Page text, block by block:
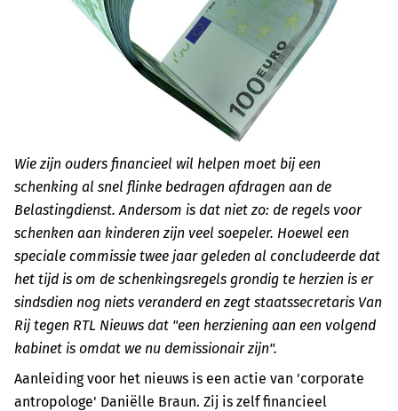
Wie zijn ouders financieel wil helpen moet bij een
schenking al snel flinke bedragen afdragen aan de
Belastingdienst. Andersom is dat niet zo: de regels voor
schenken aan kinderen zijn veel soepeler. Hoewel een
speciale commissie twee jaar geleden al concludeerde dat
het tijd is om de schenkingsregels grondig te herzien is er
sindsdien nog niets veranderd en zegt staatssecretaris Van
Rij tegen RTL Nieuws dat "een herziening aan een volgend
kabinet is omdat we nu demissionair zijn".
Aanleiding voor het nieuws is een actie van 'corporate
antropologe' Daniëlle Braun. Zij is zelf financieel